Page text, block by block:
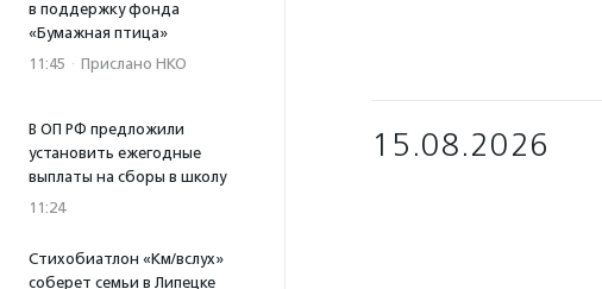
в поддержку фонда
«Бумажная птица»
11:45 · Прислано НКО
В ОП РФ предложили
установить ежегодные
выплаты на сборы в школу
11:24
Стихобиатлон «Км/вслух»
соберет семьи в Липецке
15.08.2026